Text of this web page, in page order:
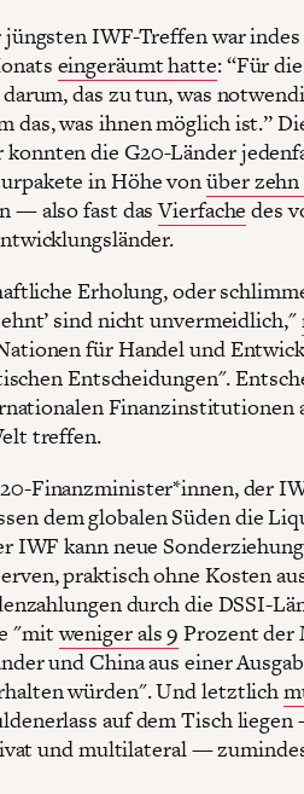
IWF-Treffen war indes
eingeräumt hatte: “Für
das zu tun, was
das, was ihnen möglich ist.”
konnten die G20-Länder
in Höhe vonüber
— also fast dasVierfache des
Erholung, oder
sind nicht unvermeidlich,"
für Handel und
Entscheidungen".
Finanzinstitutionen
treffen.
Finanzminister*innen, der
dem globalen Süden die
IWF kann neue
praktisch ohne Kosten
durch die DSSI-
"mitweniger als 9 Prozent der
und China aus einer
würden". Und letztlich
auf dem Tisch
und multilateral —